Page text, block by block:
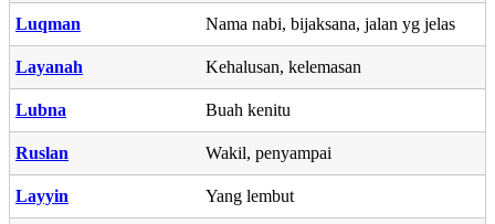
Luqman Nama nabi, bijaksana, jalan yg jelas
Layanah Kehalusan, kelemasan
Lubna Buah kenitu
Ruslan Wakil, penyampai
Layyin Yang lembut